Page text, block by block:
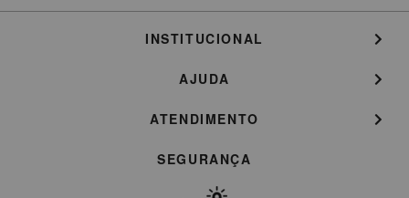
INSTITUCIONAL
AJUDA
ATENDIMENTO
SEGURANÇA